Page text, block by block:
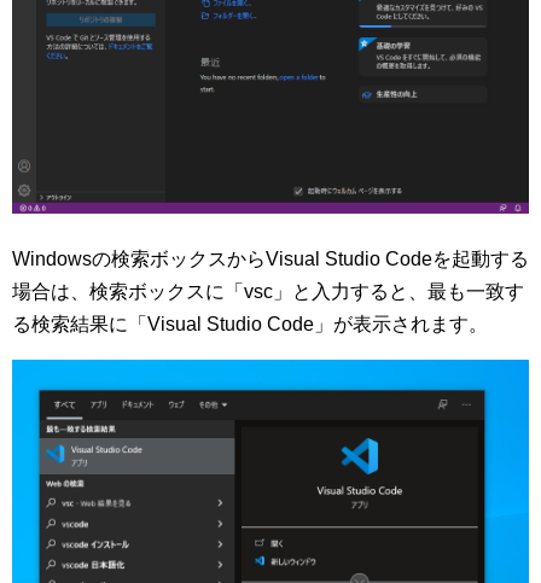
Windowsの検索ボックスからVisual Studio Codeを起動する
場合は、検索ボックスに「vsc」と入力すると、最も一致す
る検索結果に「Visual Studio Code」が表示されます。